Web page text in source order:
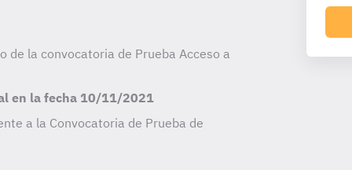
la convocatoria de Prueba Acceso a
en la fecha 10/11/2021
a la Convocatoria de Prueba de